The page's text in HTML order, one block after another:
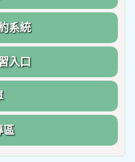
系統
入口
區